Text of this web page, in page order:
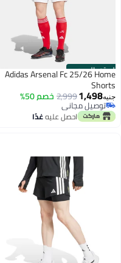
الستور الرسمي
Adidas Arsenal Fc 25/26 Home
Shorts
جنيه1,498
2,999خصم 50%
توصيل مجاني
توصيل مجانياحصل عليهغدًا